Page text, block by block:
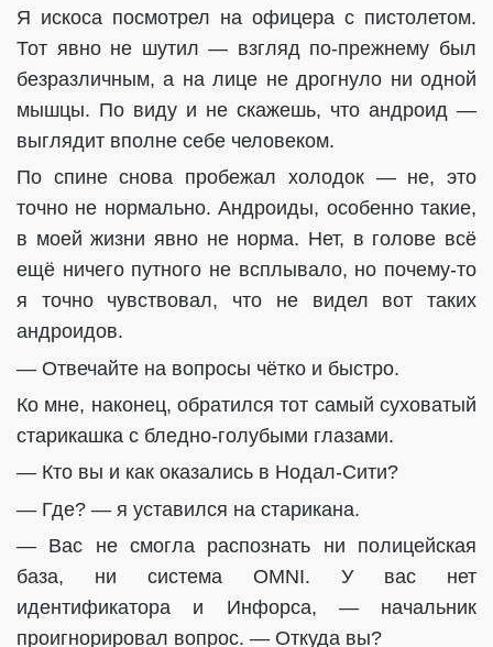
Я искоса посмотрел на офицера с пистолетом.
Тот явно не шутил — взгляд по-прежнему был
безразличным, а на лице не дрогнуло ни одной
мышцы. По виду и не скажешь, что андроид —
выглядит вполне себе человеком.
По спине снова пробежал холодок — не, это
точно не нормально. Андроиды, особенно такие,
в моей жизни явно не норма. Нет, в голове всё
ещё ничего путного не всплывало, но почему-то
я точно чувствовал, что не видел вот таких
андроидов.
— Отвечайте на вопросы чётко и быстро.
Ко мне, наконец, обратился тот самый суховатый
старикашка с бледно-голубыми глазами.
— Кто вы и как оказались в Нодал-Сити?
— Где? — я уставился на старикана.
— Вас не смогла распознать ни полицейская
база, ни система OMNI. У вас нет
идентификатора и Инфорса, — начальник
проигнорировал вопрос. — Откуда вы?